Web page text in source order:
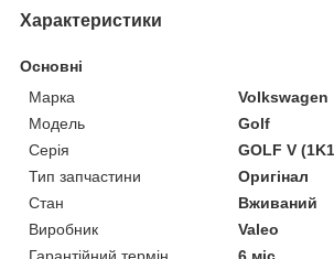
Характеристики
Основні
Марка
Volkswagen
Модель
Golf
Серія
GOLF V
Тип запчастини
Оригінал
Стан
Вживаний
Виробник
Valeo
Гарантійний термін
6 міс